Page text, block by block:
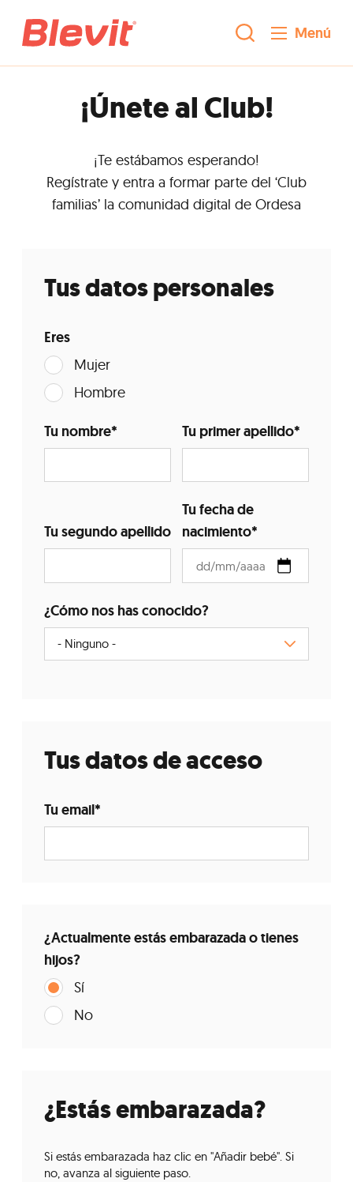
Menú
¡Únete al Club!
¡Te estábamos esperando!
Regístrate y entra a formar parte del ‘Club
familias’ la comunidad digital de Ordesa
Tus datos personales
Eres
Mujer
Hombre
Tu nombre* Tu primer apellido*
Tu segundo apellido
Tu fecha de
nacimiento*
¿Cómo nos has conocido?
Tus datos de acceso
Tu email*
¿Actualmente estás embarazada o tienes
hijos?
Sí
No
¿Estás embarazada?
Si estás embarazada haz clic en "Añadir bebé". Si
no, avanza al siguiente paso.